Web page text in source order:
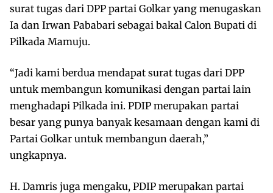
surat tugas dari DPP partai Golkar yang menugaskan
Ia dan Irwan Pababari sebagai bakal Calon Bupati di
Pilkada Mamuju.
“Jadi kami berdua mendapat surat tugas dari DPP
untuk membangun komunikasi dengan partai lain
menghadapi Pilkada ini. PDIP merupakan partai
besar yang punya banyak kesamaan dengan kami di
Partai Golkar untuk membangun daerah,”
ungkapnya.
H. Damris juga mengaku, PDIP merupakan partai